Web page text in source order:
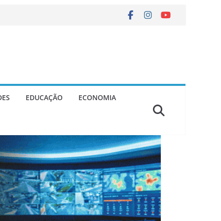
EDUCAÇÃO ECONOMIA